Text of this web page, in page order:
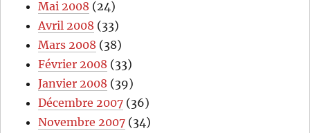
Mai 2008 (24)
Avril 2008 (33)
Mars 2008 (38)
Février 2008 (33)
Janvier 2008 (39)
Décembre 2007 (36)
Novembre 2007 (34)